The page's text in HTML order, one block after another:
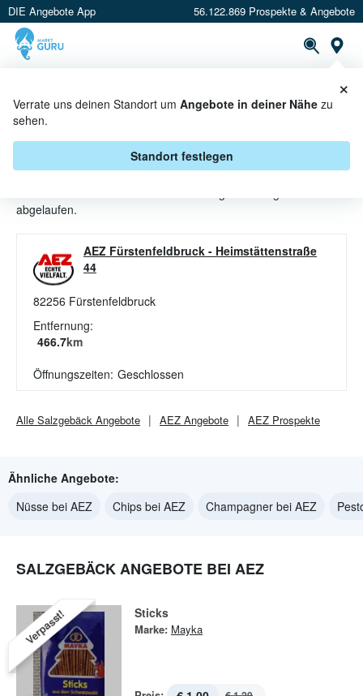
DIE Angebote App 56.122.869 Prospekte & Angebote
Verrate uns deinen Standort um Angebote in deiner Nähe zu
sehen.
Standort festlegen
×
SALZGEBÄCK ANGEBOTE &
AKTIONEN BEI AEZ
abgelaufen.
AEZ Fürstenfeldbruck - Heimstättenstraße
44
82256 Fürstenfeldbruck
Entfernung:
466.7km
Öffnungszeiten: Geschlossen
Alle Salzgebäck Angebote AEZ Angebote AEZ Prospekte
Ähnliche Angebote:
Nüsse bei AEZ
Chips bei AEZ Champagner bei AEZ
SALZGEBÄCK ANGEBOTE BEI AEZ
Verpasst! Sticks
Marke: Mayka